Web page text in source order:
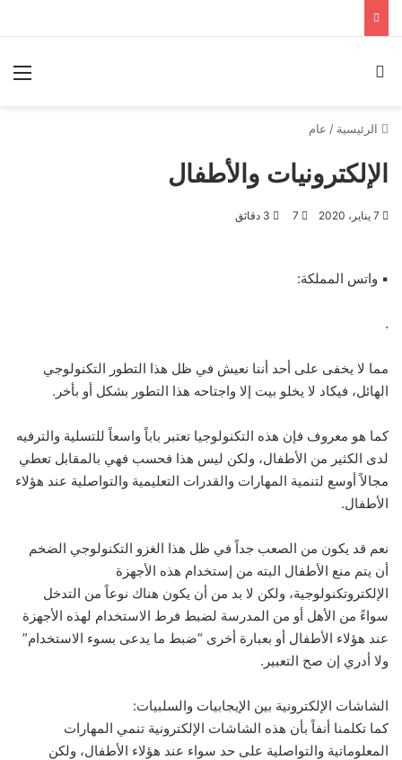
الرئيسية / عام
الإلكترونيات والأطفال
7 يناير، 2020 7
▪︎ واتس المملكة:
.
مما لا يخفى على أحد أننا نعيش في ظل هذا التطور التكنولوجي
الهائل، فيكاد لا يخلو بيت إلا واجتاحه هذا التطور بشكل أو بأخر.
كما هو معروف فإن هذه التكنولوجيا تعتبر باباً واسعاً للتسلية والترفيه
لدى الكثير من الأطفال، ولكن ليس هذا فحسب فهي بالمقابل تعطي
مجالاً أوسع لتنمية المهارات والقدرات التعليمية والتواصلية عند هؤلاء
الأطفال.
نعم قد يكون من الصعب جداً في ظل هذا الغزو التكنولوجي الضخم
أن يتم منع الأطفال البته من إستخدام هذه الأجهزة
الإلكتروتكنولوجية، ولكن لا بد من أن يكون هناك نوعاً من التدخل
سواءً من الأهل أو من المدرسة لضبط فرط الاستخدام لهذه الأجهزة
عند هؤلاء الأطفال أو بعبارة أخرى “ضبط ما يدعى بسوء الاستخدام”
ولا أدري إن صح التعبير.
الشاشات الإلكترونية بين الإيجابيات والسلبيات:
كما تكلمنا أنفاً بأن هذه الشاشات الإلكترونية تنمي المهارات
المعلوماتية والتواصلية على حد سواء عند هؤلاء الأطفال، ولكن